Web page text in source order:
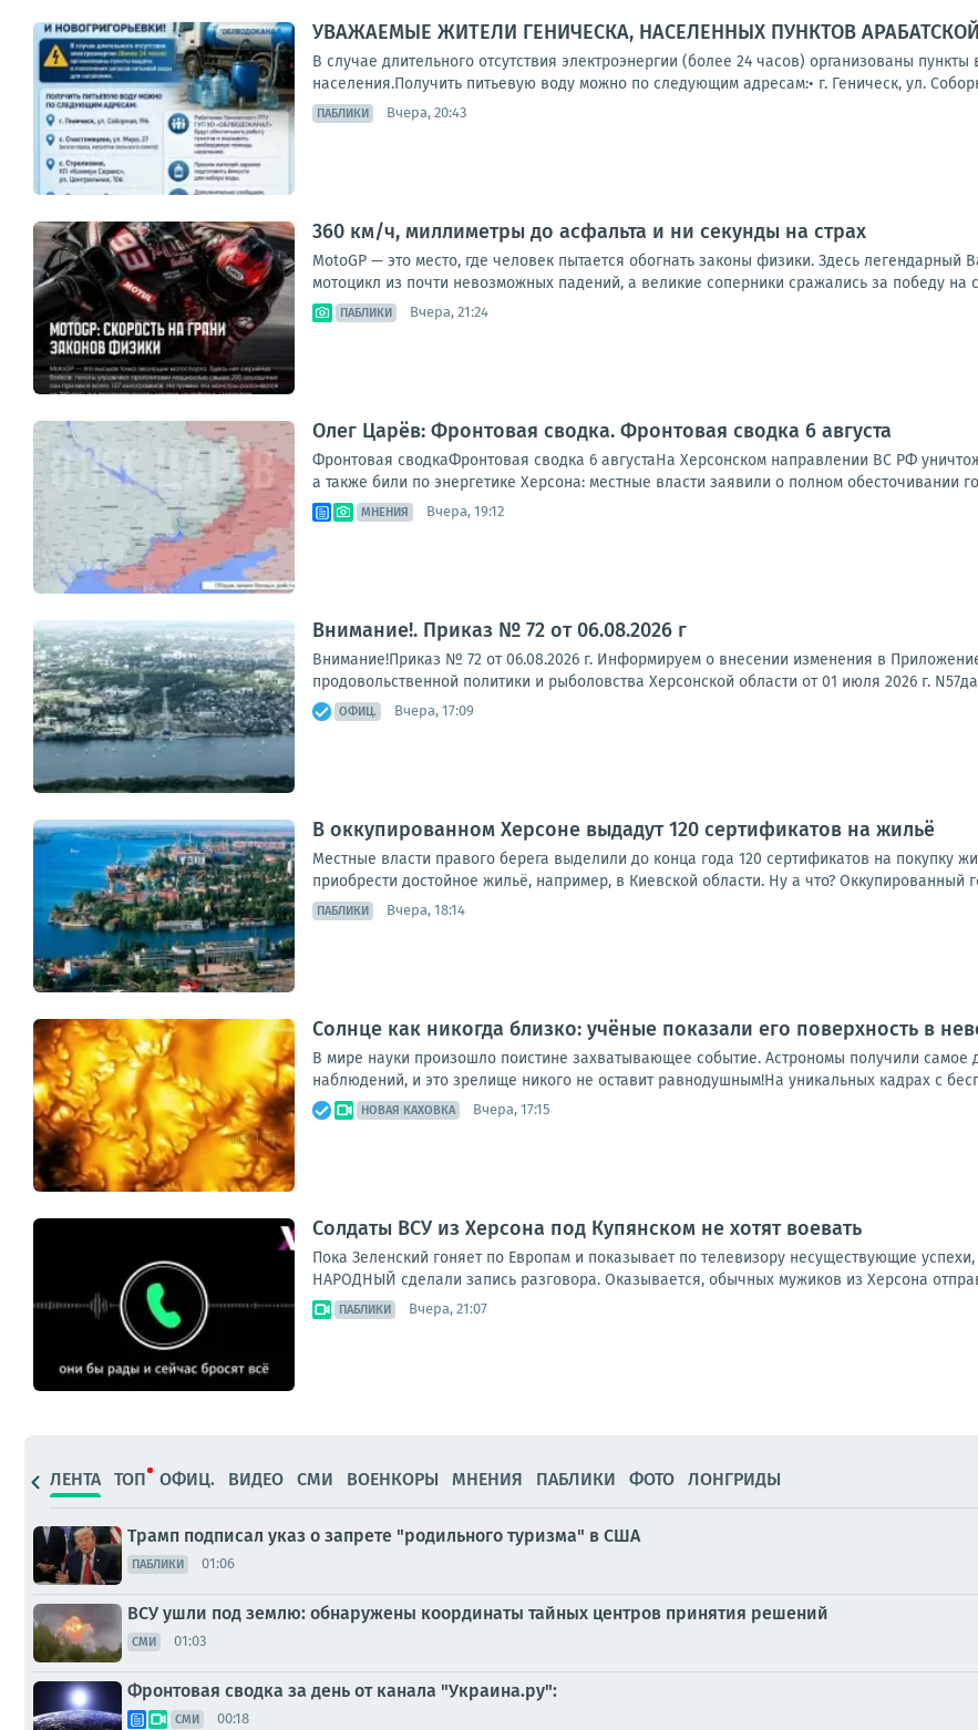
УВАЖАЕМЫЕ ЖИТЕЛИ ГЕНИЧЕСКА, НАСЕЛЕННЫХ ПУНКТОВ
В случае длительного отсутствия электроэнергии (более 24 часов) организованы
населения.Получить питьевую воду можно по следующим адресам:• г. Геническ, ул.
ПАБЛИКИ Вчера, 20:43
360 км/ч, миллиметры до асфальта и ни секунды на страх
MotoGP — это место, где человек пытается обогнать законы физики. Здесь
мотоцикл из почти невозможных падений, а великие соперники сражались за победу на
ПАБЛИКИ Вчера, 21:24
Олег Царёв: Фронтовая сводка. Фронтовая сводка 6 августа
Фронтовая сводкаФронтовая сводка 6 августаНа Херсонском направлении ВС РФ
а также били по энергетике Херсона: местные власти заявили о полном обесточивании
МНЕНИЯ Вчера, 19:12
Внимание!. Приказ № 72 от 06.08.2026 г
Внимание!Приказ № 72 от 06.08.2026 г. Информируем о внесении изменения в
продовольственной политики и рыболовства Херсонской области от 01 июля 2026 г.
ОФИЦ. Вчера, 17:09
В оккупированном Херсоне выдадут 120 сертификатов на жильё
Местные власти правого берега выделили до конца года 120 сертификатов на
приобрести достойное жильё, например, в Киевской области. Ну а что? Оккупированный
ПАБЛИКИ Вчера, 18:14
Солнце как никогда близко: учёные показали его поверхность в
В мире науки произошло поистине захватывающее событие. Астрономы получили
наблюдений, и это зрелище никого не оставит равнодушным!На уникальных кадрах с
НОВАЯ КАХОВКА Вчера, 17:15
Солдаты ВСУ из Херсона под Купянском не хотят воевать
Пока Зеленский гоняет по Европам и показывает по телевизору несуществующие
НАРОДНЫЙ сделали запись разговора. Оказывается, обычных мужиков из Херсона
ПАБЛИКИ Вчера, 21:07
ЛЕНТА ТОП ОФИЦ. ВИДЕО СМИ ВОЕНКОРЫ МНЕНИЯ ПАБЛИКИ ФОТО ЛОНГРИДЫ
Трамп подписал указ о запрете "родильного туризма" в США
ПАБЛИКИ 01:06
ВСУ ушли под землю: обнаружены координаты тайных центров принятия решений
СМИ 01:03
Фронтовая сводка за день от канала "Украина.ру":
СМИ 00:18